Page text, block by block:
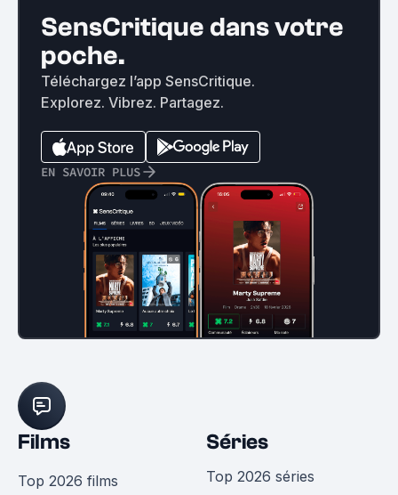
SensCritique dans votre
poche.
Téléchargez l’app SensCritique.
Explorez. Vibrez. Partagez.
EN SAVOIR PLUS
Films
Top 2026 films
Séries
Top 2026 séries